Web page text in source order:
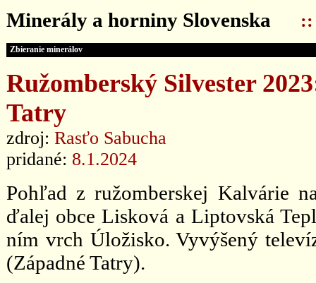
Minerály a horniny Slovenska ::
Zbieranie minerálov
Ružomberský Silvester
Tatry
zdroj: Rasťo Sabucha
pridané: 8.1.2024
Pohľad z ružomberskej Kalvárie
ďalej obce Lisková a Liptovská
ním vrch Úložisko. Vyvýšený
(Západné Tatry).